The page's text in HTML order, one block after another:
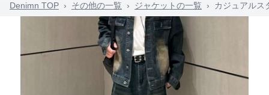
Denimn TOP › その他の一覧 › ジャケットの一覧 › カジュアル